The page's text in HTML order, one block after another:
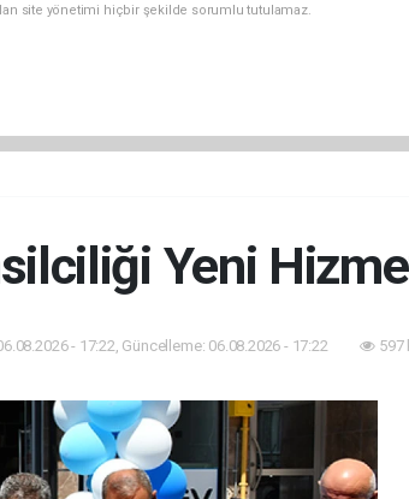
site yönetimi hiçbir şekilde sorumlu tutulamaz.
Yeni
- 17:22, Güncelleme: 06.08.2026 - 17:22 597